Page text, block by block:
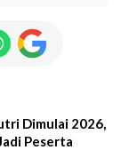
Dimulai 2026,
Peserta